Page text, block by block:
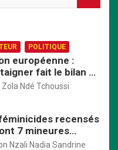
POLITIQUE
européenne :
fait le bilan de
son départ
Zola Ndé Tchoussi
recensés
7 mineures
tuées
Nzali Nadia Sandrine